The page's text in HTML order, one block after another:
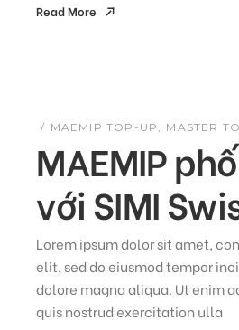
Read More
MAEMIP TOP-UP MASTER
MAEMIP
với SIMI
Lorem ipsum dolor sit amet,
elit, sed do eiusmod tempor
dolore magna aliqua. Ut enim
quis nostrud exercitation ulla